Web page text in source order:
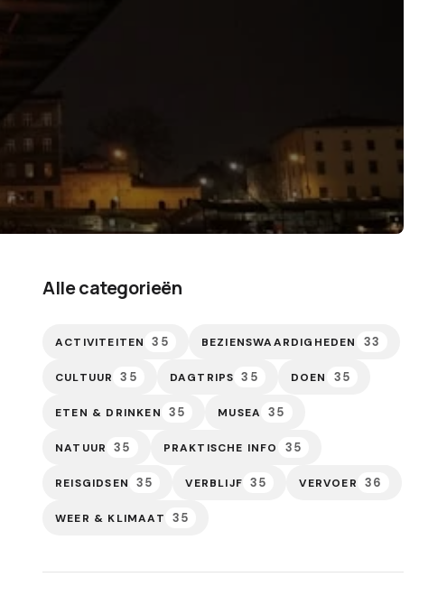
Alle categorieën
ACTIVITEITEN 35 BEZIENSWAARDIGHEDEN 33
CULTUUR 35 DAGTRIPS 35 DOEN 35
ETEN & DRINKEN 35 MUSEA 35
NATUUR 35 PRAKTISCHE INFO 35
REISGIDSEN 35 VERBLIJF 35 VERVOER 36
WEER & KLIMAAT 35